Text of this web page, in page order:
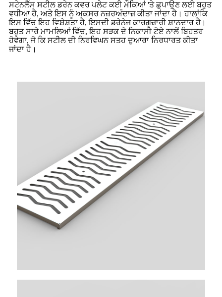
ਸਟੇਨਲੈੱਸ ਸਟੀਲ ਡਰੇਨ ਕਵਰ ਪਲੇਟ ਕਈ ਮੌਕਿਆਂ 'ਤੇ ਛੁਪਾਉਣ ਲਈ ਬਹੁਤ
ਵਧੀਆ ਹੈ, ਅਤੇ ਇਸ ਨੂੰ ਅਕਸਰ ਨਜ਼ਰਅੰਦਾਜ਼ ਕੀਤਾ ਜਾਂਦਾ ਹੈ। ਹਾਲਾਂਕਿ
ਇਸ ਵਿੱਚ ਇਹ ਵਿਸ਼ੇਸ਼ਤਾ ਹੈ, ਇਸਦੀ ਡਰੇਨੇਜ ਕਾਰਗੁਜ਼ਾਰੀ ਸ਼ਾਨਦਾਰ ਹੈ।
ਬਹੁਤ ਸਾਰੇ ਮਾਮਲਿਆਂ ਵਿੱਚ, ਇਹ ਸੜਕ ਦੇ ਨਿਕਾਸੀ ਟੋਏ ਨਾਲੋਂ ਬਿਹਤਰ
ਹੋਵੇਗਾ, ਜੋ ਕਿ ਸਟੀਲ ਦੀ ਨਿਰਵਿਘਨ ਸਤਹ ਦੁਆਰਾ ਨਿਰਧਾਰਤ ਕੀਤਾ
ਜਾਂਦਾ ਹੈ।